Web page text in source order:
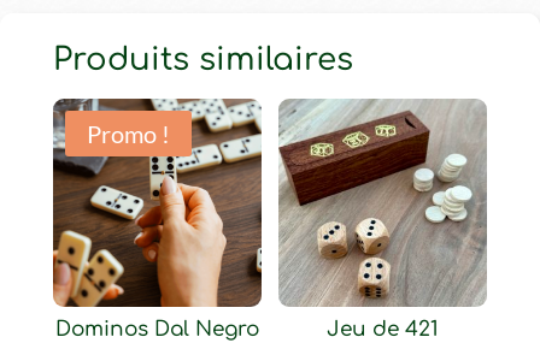
Produits similaires
Promo !
Dominos Dal Negro Jeu de 421